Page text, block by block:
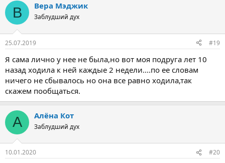
к
и
В Вера Мэджик
Заблудший дух
25.07.2019 #19
Я сама лично у нее не была,но вот моя подруга лет 10
назад ходила к ней каждые 2 недели....по ее словам
ничего не сбывалось но она все равно ходила,так
скажем пообщаться.
А Алёна Кот
Заблудший дух
10.01.2020 #20